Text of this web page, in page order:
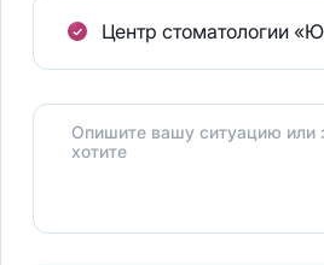
Центр стоматологии
Опишите вашу ситуацию или
хотите